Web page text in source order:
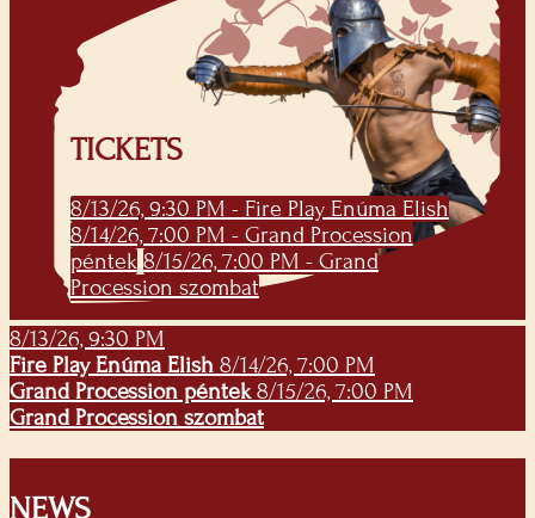
TICKETS
8/13/26, 9:30 PM - Fire Play Enúma Elish
8/14/26, 7:00 PM - Grand Procession
péntek 8/15/26, 7:00 PM - Grand
Procession szombat
8/13/26, 9:30 PM
Fire Play Enúma Elish 8/14/26, 7:00 PM
Grand Procession péntek 8/15/26, 7:00 PM
Grand Procession szombat
NEWS